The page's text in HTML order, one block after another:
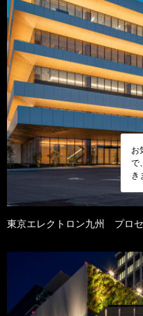
お
で
き
東京エレクトロン九州 プロ